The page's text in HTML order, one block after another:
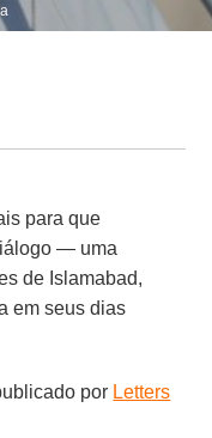
para que
— uma
de Islamabad,
em seus dias
por Letters